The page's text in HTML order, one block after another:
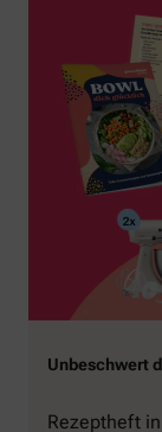
Unbeschwert
Rezeptheft